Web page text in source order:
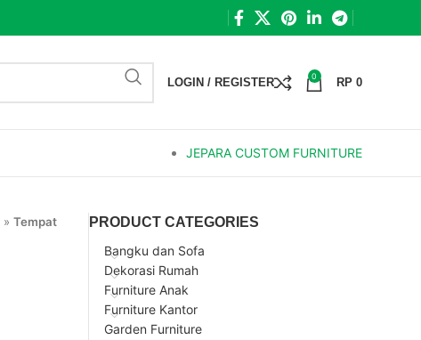
LOGIN / REGISTER 0 RP 0
JEPARA CUSTOM FURNITURE
» Tempat
PRODUCT CATEGORIES
Bangku dan Sofa
Dekorasi Rumah
Furniture Anak
Furniture Kantor
Garden Furniture